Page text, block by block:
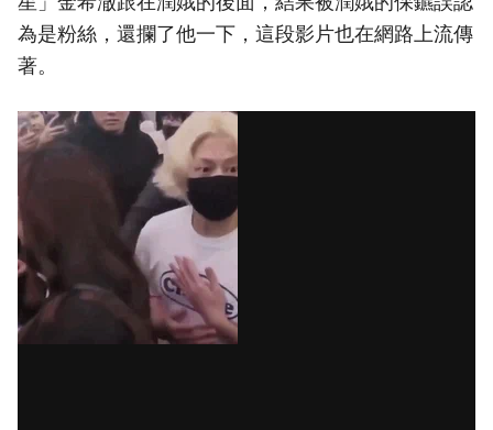
為是粉絲，還攔了他一下，這段影片也在網路上流傳
著。